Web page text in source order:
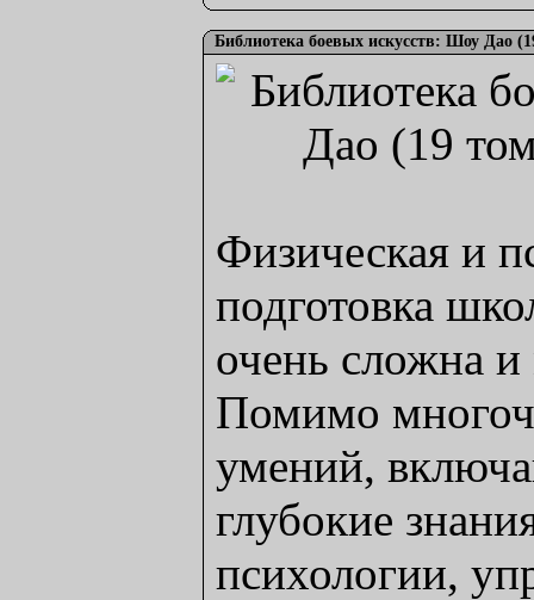
Библиотека боевых искусств: Шоу Дао
Физическая и
подготовка
очень сложна
Помимо
умений,
глубокие
психологии,